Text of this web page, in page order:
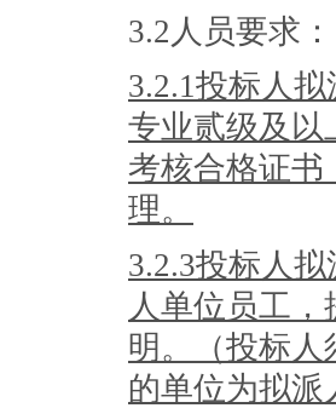
3.2 人员要求：
3.2.1投标人拟
专业贰级及以
考核合格证书
理。
3.2.3投标人
人单位员工
明。（投标人
的单位为拟